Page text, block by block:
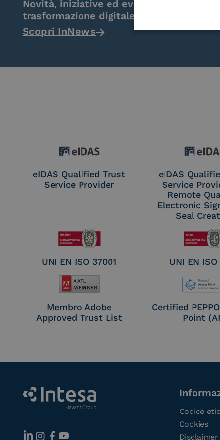
Novità, iniziative ed eventi dal mondo
trasformazione digitale.
Scopri InNews
eIDAS Qualified Trust
Service Provider
eIDAS
Service
Remote
Electronic
Seal
UNI EN ISO 37001 UNI EN ISO
Membro Adobe
Approved Trust List
Certified
Point
Codice
Cookies
Disclaimer